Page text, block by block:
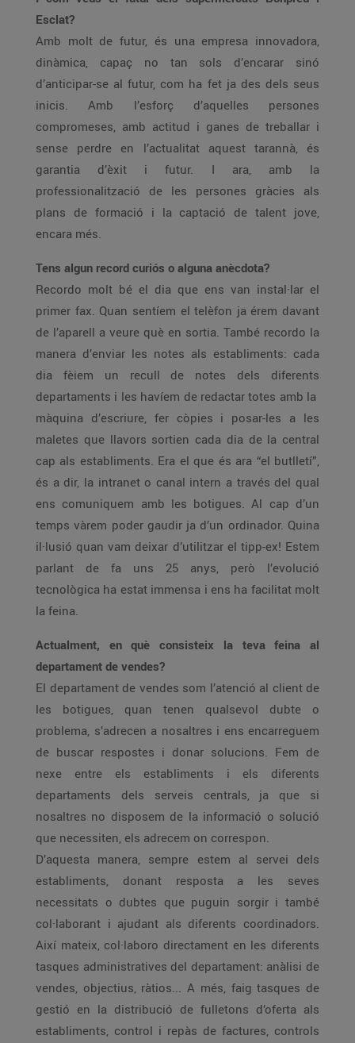
Esclat?
Amb molt de futur, és una empresa innovadora,
dinàmica, capaç no tan sols d’encarar sinó
d’anticipar-se al futur, com ha fet ja des dels seus
inicis. Amb l’esforç d’aquelles persones
compromeses, amb actitud i ganes de treballar i
sense perdre en l’actualitat aquest tarannà, és
garantia d’èxit i futur. I ara, amb la
professionalització de les persones gràcies als
plans de formació i la captació de talent jove,
encara més.
Tens algun record curiós o alguna anècdota?
Recordo molt bé el dia que ens van instal·lar el
primer fax. Quan sentíem el telèfon ja érem davant
de l’aparell a veure què en sortia. També recordo la
manera d’enviar les notes als establiments: cada
dia fèiem un recull de notes dels diferents
departaments i les havíem de redactar totes amb la
màquina d’escriure, fer còpies i posar-les a les
maletes que llavors sortien cada dia de la central
cap als establiments. Era el que és ara “el butlletí”,
és a dir, la intranet o canal intern a través del qual
ens comuniquem amb les botigues. Al cap d’un
temps vàrem poder gaudir ja d’un ordinador. Quina
il·lusió quan vam deixar d’utilitzar el tipp-ex! Estem
parlant de fa uns 25 anys, però l’evolució
tecnològica ha estat immensa i ens ha facilitat molt
la feina.
Actualment, en què consisteix la teva feina al
departament de vendes?
El departament de vendes som l’atenció al client de
les botigues, quan tenen qualsevol dubte o
problema, s’adrecen a nosaltres i ens encarreguem
de buscar respostes i donar solucions. Fem de
nexe entre els establiments i els diferents
departaments dels serveis centrals, ja que si
nosaltres no disposem de la informació o solució
que necessiten, els adrecem on correspon.
D’aquesta manera, sempre estem al servei dels
establiments, donant resposta a les seves
necessitats o dubtes que puguin sorgir i també
col·laborant i ajudant als diferents coordinadors.
Així mateix, col·laboro directament en les diferents
tasques administratives del departament: anàlisi de
vendes, objectius, ràtios... A més, faig tasques de
gestió en la distribució de fulletons d’oferta als
establiments, control i repàs de factures, controls